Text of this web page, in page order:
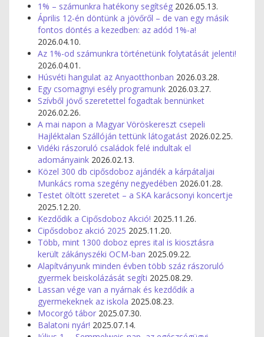
1% – számunkra hatékony segítség 2026.05.13.
Április 12-én döntünk a jövőről – de van egy másik
fontos döntés a kezedben: az adód 1%-a!
2026.04.10.
Az 1%-od számunkra történetünk folytatását jelenti!
2026.04.01.
Húsvéti hangulat az Anyaotthonban 2026.03.28.
Egy csomagnyi esély programunk 2026.03.27.
Szívből jövő szeretettel fogadtak bennünket
2026.02.26.
A mai napon a Magyar Vöröskereszt csepeli
Hajléktalan Szállóján tettünk látogatást 2026.02.25.
Vidéki rászoruló családok felé indultak el
adományaink 2026.02.13.
Közel 300 db cipősdoboz ajándék a kárpátaljai
Munkács roma szegény negyedében 2026.01.28.
Testet öltött szeretet – a SKA karácsonyi koncertje
2025.12.20.
Kezdődik a Cipősdoboz Akció! 2025.11.26.
Cipősdoboz akció 2025 2025.11.20.
Több, mint 1300 doboz epres ital is kiosztásra
került zákányszéki OCM-ban 2025.09.22.
Alapítványunk minden évben több száz rászoruló
gyermek beiskolázását segíti 2025.08.29.
Lassan vége van a nyárnak és kezdődik a
gyermekeknek az iskola 2025.08.23.
Mocorgó tábor 2025.07.30.
Balatoni nyár! 2025.07.14.